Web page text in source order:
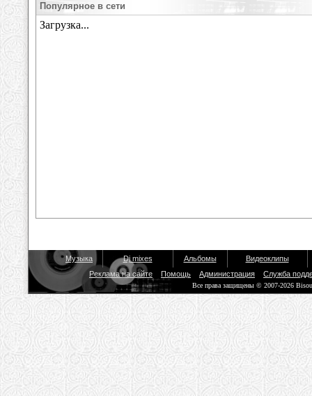
Популярное в сети
Музыка Dj mixes Альбомы
Видеоклипы
Реклама на сайте
Помощь Администрация Служба
Все права защищены © 2007-2026